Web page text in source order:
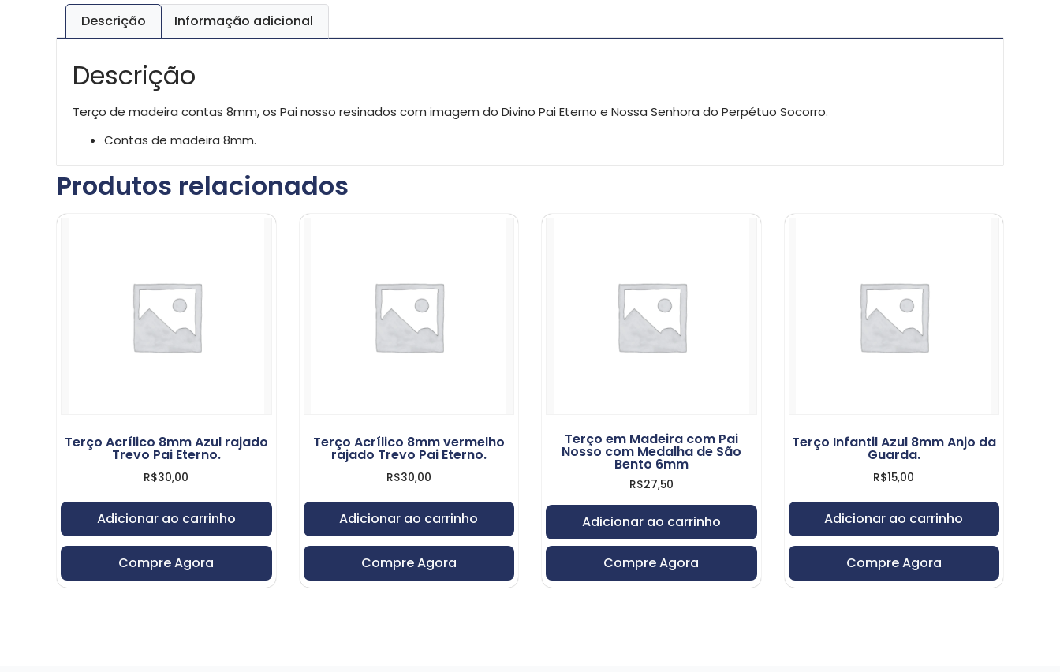
Descrição Informação adicional
Descrição
Terço de madeira contas 8mm, os Pai nosso resinados com imagem do Divino Pai Eterno e Nossa Senhora do Perpétuo Socorro.
Contas de madeira 8mm.
Produtos relacionados
Terço Acrílico 8mm Azul rajado
Trevo Pai Eterno.
R$30,00
Adicionar ao carrinho
Compre Agora
Terço Acrílico 8mm vermelho
rajado Trevo Pai Eterno.
R$30,00
Adicionar ao carrinho
Compre Agora
Terço em Madeira com Pai
Nosso com Medalha de São
Bento 6mm
R$27,50
Adicionar ao carrinho
Compre Agora
Terço Infantil Azul 8mm Anjo da
Guarda.
R$15,00
Adicionar ao carrinho
Compre Agora